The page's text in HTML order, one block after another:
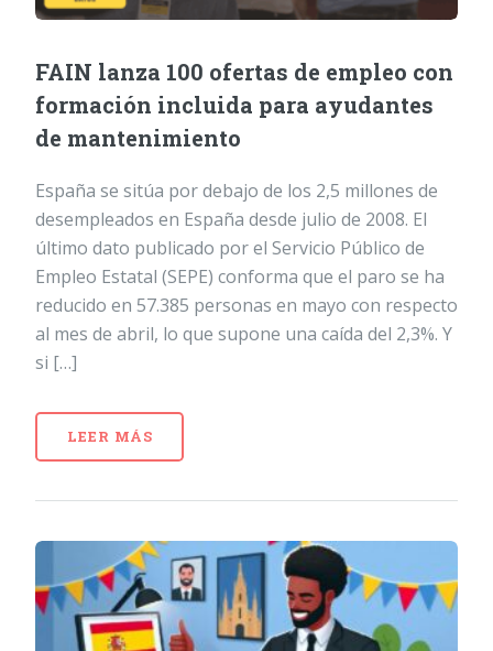
FAIN lanza 100 ofertas de empleo con
formación incluida para ayudantes
de mantenimiento
España se sitúa por debajo de los 2,5 millones de
desempleados en España desde julio de 2008. El
último dato publicado por el Servicio Público de
Empleo Estatal (SEPE) conforma que el paro se ha
reducido en 57.385 personas en mayo con respecto
al mes de abril, lo que supone una caída del 2,3%. Y
si […]
LEER MÁS